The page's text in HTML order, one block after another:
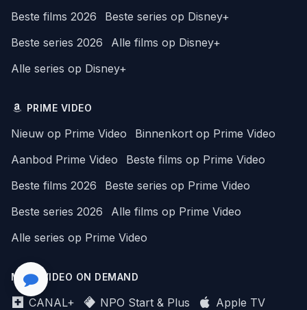
Beste films 2026
Beste series op Disney+
Beste series 2026
Alle films op Disney+
Alle series op Disney+
PRIME VIDEO
Nieuw op Prime Video
Binnenkort op Prime Video
Aanbod Prime Video
Beste films op Prime Video
Beste films 2026
Beste series op Prime Video
Beste series 2026
Alle films op Prime Video
Alle series op Prime Video
MEER VIDEO ON DEMAND
CANAL+ NPO Start & Plus Apple TV